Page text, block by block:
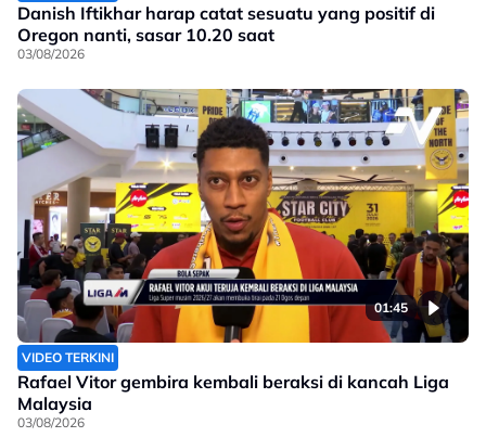
Danish Iftikhar harap catat sesuatu yang positif di
Oregon nanti, sasar 10.20 saat
03/08/2026
01:45
VIDEO TERKINI
Rafael Vitor gembira kembali beraksi di kancah Liga
Malaysia
03/08/2026